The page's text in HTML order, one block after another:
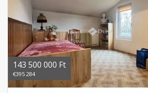
143 500 000 Ft
€395 284